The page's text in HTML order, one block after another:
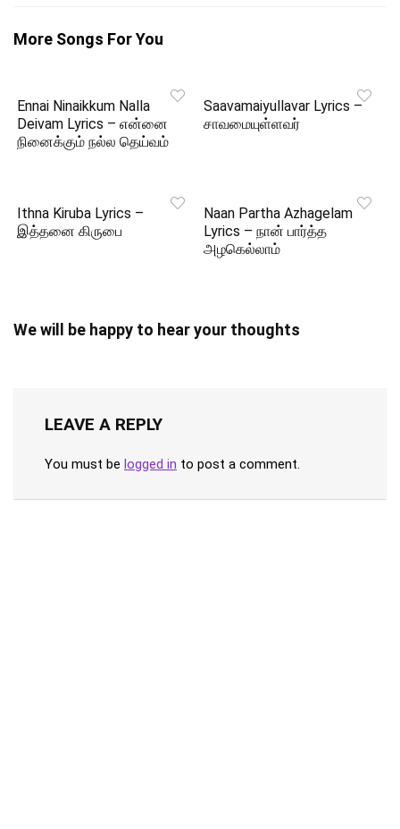
More Songs For You
Ennai Ninaikkum Nalla
Deivam Lyrics – என்னை
நினைக்கும் நல்ல தெய்வம்
Saavamaiyullavar Lyrics –
சாவமையுள்ளவர்
Ithna Kiruba Lyrics –
இத்தனை கிருபை
Naan Partha Azhagelam
Lyrics – நான் பார்த்த
அழகெல்லாம்
We will be happy to hear your thoughts
LEAVE A REPLY
You must be logged in to post a comment.